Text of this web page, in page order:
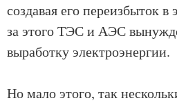
создавая его переизбыток в
за этого ТЭС и АЭС
выработку электроэнергии.
Но мало этого, так